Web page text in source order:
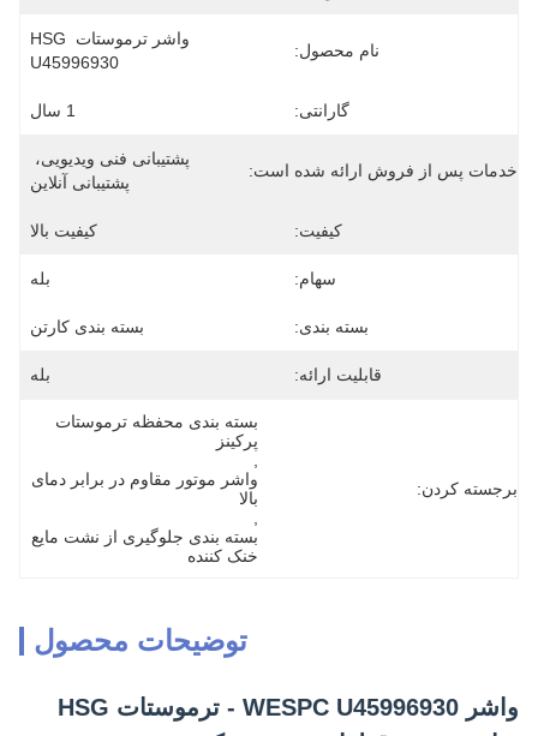
نام محصول:
واشر ترموستات HSG
U45996930
گارانتی: 1 سال
خدمات پس از فروش ارائه شده است:
پشتیبانی آنلاین
کیفیت: کیفیت بالا
سهام: بله
بسته بندی: بسته بندی کارتن
قابلیت ارائه: بله
برجسته کردن:
پرکینز
بالا
خنک کننده
توضیحات محصول
واشر WESPC U45996930 - ترموستات HSG